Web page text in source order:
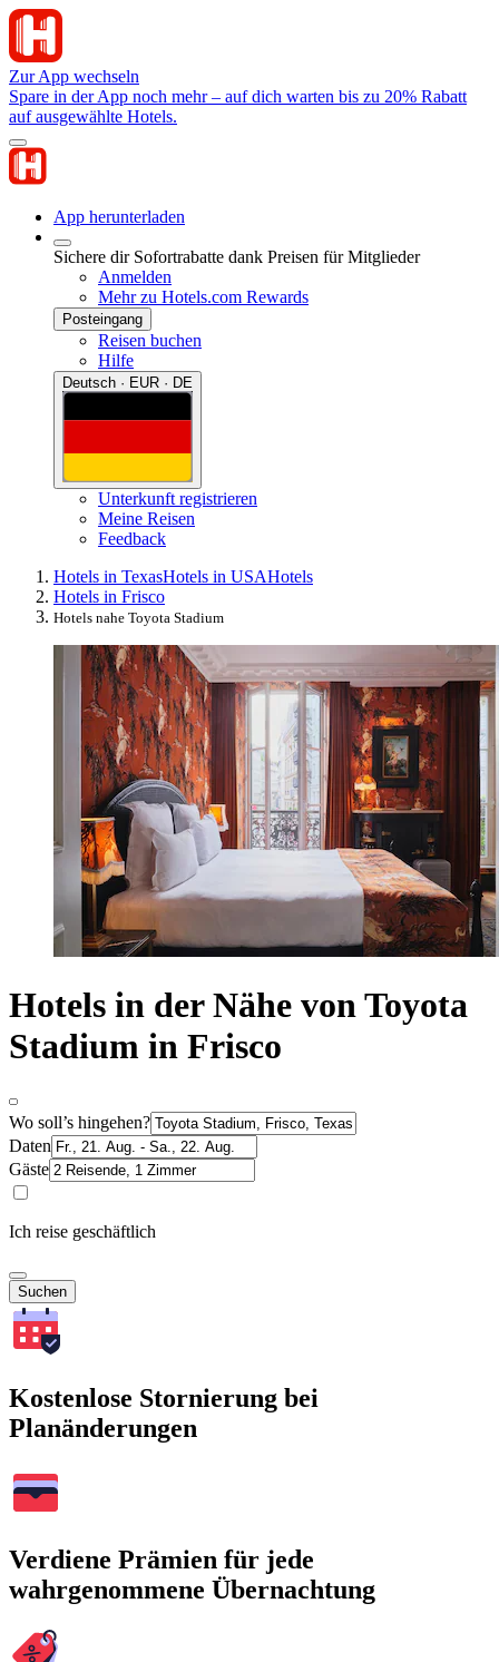
Zur App wechseln
Spare in der App noch mehr – auf dich warten bis zu 20% Rabatt
auf ausgewählte Hotels.
App herunterladen
Sichere dir Sofortrabatte dank Preisen für Mitglieder
Anmelden
Mehr zu Hotels.com Rewards
Posteingang
Reisen buchen
Hilfe
Deutsch · EUR · DE
Unterkunft registrieren
Meine Reisen
Feedback
Hotels in TexasHotels in USAHotels
Hotels in Frisco
Hotels nahe Toyota Stadium
Hotels in der Nähe von Toyota
Stadium in Frisco
Wo soll’s hingehen?
Daten
Gäste
Ich reise geschäftlich
Suchen
Kostenlose Stornierung bei
Planänderungen
Verdiene Prämien für jede
wahrgenommene Übernachtung